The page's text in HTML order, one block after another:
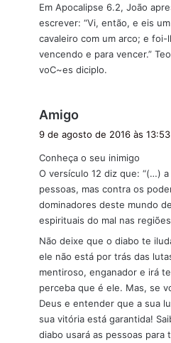
Em Apocalipse 6.2, João
escrever: “Vi, então, e eis
cavaleiro com um arco; e foi-
vencendo e para vencer.”
voC~es diciplo.
Amigo
s
e
9 de agosto de 2016 às 13:53
Conheça o seu inimigo
O versículo 12 diz que: “(…)
pessoas, mas contra os
dominadores deste mundo
espirituais do mal nas
Não deixe que o diabo te
ele não está por trás das
mentiroso, enganador e irá
perceba que é ele. Mas, se
Deus e entender que a sua
sua vitória está garantida!
diabo usará as pessoas